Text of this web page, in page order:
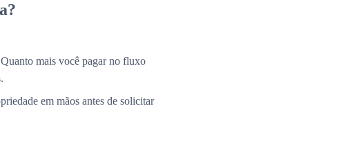
mais você pagar no fluxo
em mãos antes de solicitar